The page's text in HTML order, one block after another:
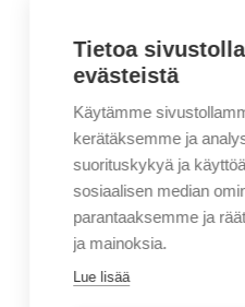
Nimi*
Sähköposti*
Puhelin*
Tietoa
evästeistä
Käytämme
kerätäksemme ja
suorituskykyä ja
sosiaalisen median
parantaaksemme ja
ja mainoksia.
Lue lisää